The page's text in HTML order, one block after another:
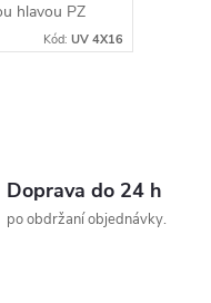
hlavou PZ
Kód: UV 4X16
Doprava do 24 h
po obdržaní objednávky.